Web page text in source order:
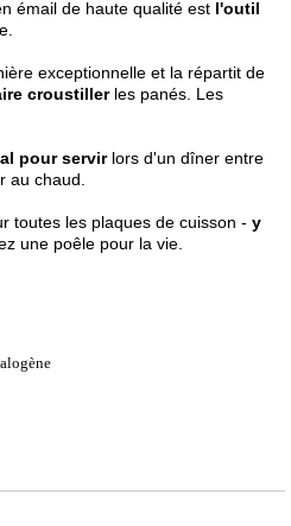
émail de haute qualité est l'outil
exceptionnelle et la répartit de
croustillerles panés. Les
pour servirlors d'un dîner entre
au chaud.
toutes les plaques de cuisson - y
une poêle pour la vie.